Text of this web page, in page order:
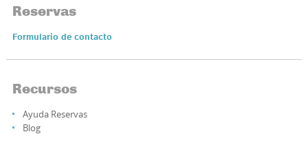
Reservas
Formulario de contacto
Recursos
Ayuda Reservas
Blog